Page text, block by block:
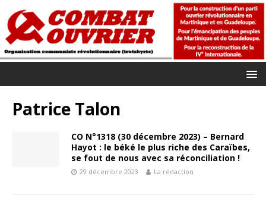
Patrice Talon
CO N°1318 (30 décembre 2023) – Bernard
Hayot : le béké le plus riche des Caraïbes,
se fout de nous avec sa réconciliation !
29 décembre 2023 La rédaction